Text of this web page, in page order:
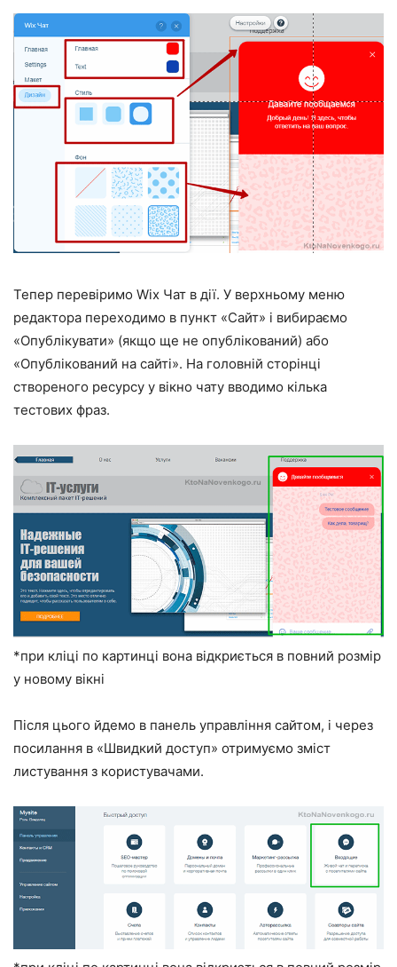
Тепер перевіримо Wix Чат в дії. У верхньому меню
редактора переходимо в пункт «Сайт» і вибираємо
«Опублікувати» (якщо ще не опублікований) або
«Опублікований на сайті». На головній сторінці
створеного ресурсу у вікно чату вводимо кілька
тестових фраз.
*при кліці по картинці вона відкриється в повний розмір
у новому вікні
Після цього йдемо в панель управління сайтом, і через
посилання в «Швидкий доступ» отримуємо зміст
листування з користувачами.